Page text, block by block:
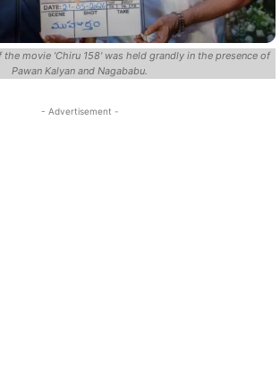
the movie 'Chiru 158' was held grandly in the presence of
Pawan Kalyan and Nagababu.
- Advertisement -